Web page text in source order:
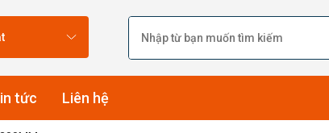
tức Liên hệ